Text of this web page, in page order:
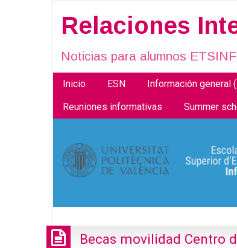
Relaciones
Noticias para alumnos
Inicio ESN Información general
Reuniones informativas Summer
Becas movilidad Centro